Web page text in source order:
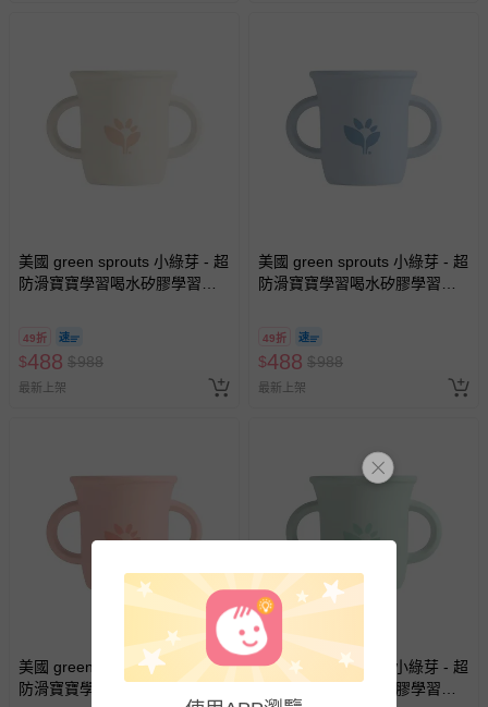
國際航空、客運、訂房等服務。
相關的退換貨辦理流程，可詳見： 退換貨 & 退款問題
區，可能會無法配送，或須依據商品需加收離島運費。廠商
亦保留出貨與否的權利。離島、偏遠地區、樓層親送等加價
商品實際的配達日期，可於訂單個人資料內的查詢訂單內，
已出貨通知之訊息為主。
若您對於會員帳號、商品訂購與資訊、購物流程、付款方
式、折價券與購物金的使用、退貨及商品運送方式等有疑
問，你可詳見：
媽咪愛客服中心
預購商品：預購為海外同步代購，遇缺貨即會通知媽咪並協
助取消退款事宜。
商品如因「價格、組合」等錯誤原因，導致無法安排出貨，
會主動以簡訊及mail通知訂單取消事宜，並將提供適當補
美國 green sprouts 小綠芽 - 超
防滑寶寶學習喝水矽膠學習杯-
49折
$488 $988
最新上架
美國 green sprouts 小綠芽 - 超
防滑寶寶學習喝水矽膠學習杯-
49折
$488 $988
最新上架
美國 green sprouts 小綠芽 - 超
防滑寶寶學習喝水矽膠學習杯-
美國 green sprouts 小綠芽 - 超
防滑寶寶學習喝水矽膠學習杯-